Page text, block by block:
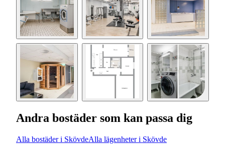
Andra bostäder som kan passa dig
Alla bostäder i SkövdeAlla lägenheter i Skövde